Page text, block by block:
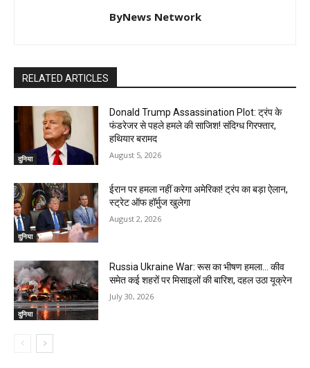
ByNews Network
RELATED ARTICLES
दुनिया
Donald Trump Assassination Plot: ट्रंप के
फंडरेजर से पहले हमले की साजिश! संदिग्ध गिरफ्तार,
हथियार बरामद
August 5, 2026
दुनिया
ईरान पर हमला नहीं करेगा अमेरिका! ट्रंप का बड़ा ऐलान,
स्ट्रेट ऑफ हॉर्मुज खुलेगा
August 2, 2026
दुनिया
Russia Ukraine War: रूस का भीषण हमला… कीव
समेत कई शहरों पर मिसाइलों की बारिश, दहल उठा यूक्रेन
July 30, 2026